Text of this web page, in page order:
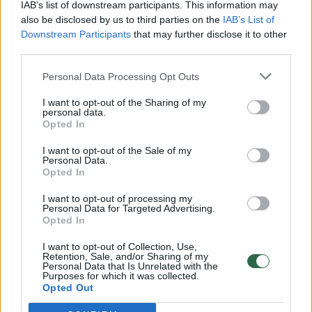
IAB’s list of downstream participants. This information may
also be disclosed by us to third parties on the IAB’s List of
Downstream Participants that may further disclose it to other
Personal Data Processing Opt Outs
I want to opt-out of the Sharing of my
personal data.
Opted In
I want to opt-out of the Sale of my
Personal Data.
Opted In
I want to opt-out of processing my
Personal Data for Targeted Advertising.
Opted In
I want to opt-out of Collection, Use,
Retention, Sale, and/or Sharing of my
Personal Data that Is Unrelated with the
Purposes for which it was collected.
Opted Out
vaiko gyvybių išgelbėti nepavyko
Žinios | Lietuvos diena
00:00:57
32 laipsnių šilumos
Žinios | Orai
Nufilmavo, kaip patvino Vilniaus Vakarinis aplinkkelis:
vaizdas pribloškia
Žinios | Lietuvos diena
00:02:01
„Pagarba pirmajai premjerei“: pasidalijo jautriais
prisiminimais apie Kazimierą Prunskienę
Žinios | Lietuvos diena